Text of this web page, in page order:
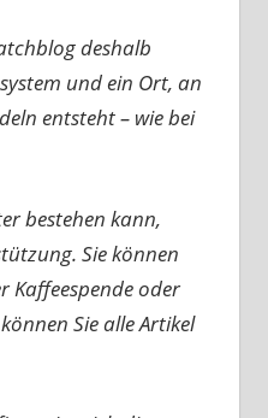
deshalb
und ein Ort, an
entsteht – wie bei
bestehen kann,
Sie können
Kaffeespende oder
Sie alle Artikel